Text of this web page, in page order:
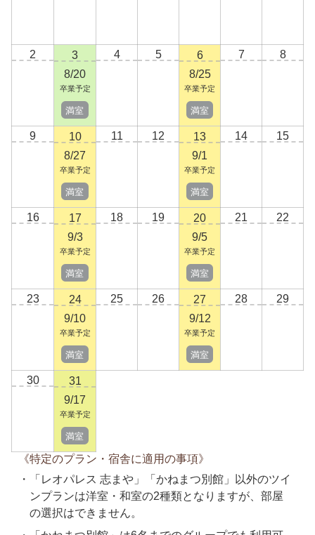
2
3
8/20
卒業予定
満室
4 5
6
8/25
卒業予定
満室
7 8
9
10
8/27
卒業予定
満室
11 12
13
9/1
卒業予定
満室
14 15
16
17
9/3
卒業予定
満室
18 19
20
9/5
卒業予定
満室
21 22
23
24
9/10
卒業予定
満室
25 26
27
9/12
卒業予定
満室
28 29
30
31
9/17
卒業予定
満室
《特定のプラン・宿舎に適用の事項》
「レオパレス 志まや」「かねまつ別館」以外のツイ
ンプランは洋室・和室の2種類となりますが、部屋
の選択はできません。